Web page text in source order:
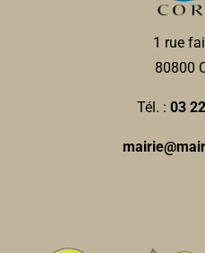
1 rue
80800
Tél. : 03